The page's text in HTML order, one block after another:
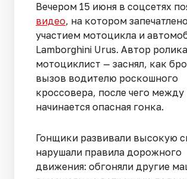
Вечером 15 июня в соцсетях
видео, на котором
участием мотоцикла и
Lamborghini Urus. Автор
мотоциклист — заснял, как
вызов водителю роскошного
кроссовера, после чего
начинается опасная гонка.
Гонщики развивали высокую
нарушали правила дорожного
движения: обгоняли другие